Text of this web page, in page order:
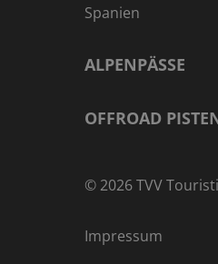
Spanien
ALPENPÄSSE
OFFROAD
© 2026TVV
Impressum